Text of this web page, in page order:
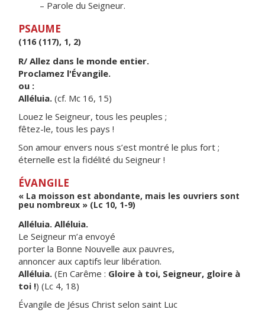
– Parole du Seigneur.
PSAUME
(116 (117), 1, 2)
R/ Allez dans le monde entier.
Proclamez l'Évangile.
ou :
Alléluia. (cf. Mc 16, 15)
Louez le Seigneur, tous les peuples ;
fêtez-le, tous les pays !
Son amour envers nous s’est montré le plus fort ;
éternelle est la fidélité du Seigneur !
ÉVANGILE
« La moisson est abondante, mais les ouvriers sont
peu nombreux » (Lc 10, 1-9)
Alléluia. Alléluia.
Le Seigneur m’a envoyé
porter la Bonne Nouvelle aux pauvres,
annoncer aux captifs leur libération.
Alléluia. (En Carême : Gloire à toi, Seigneur, gloire à
toi !) (Lc 4, 18)
Évangile de Jésus Christ selon saint Luc